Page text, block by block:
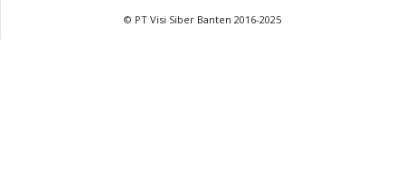
© PT Visi Siber Banten 2016-2025